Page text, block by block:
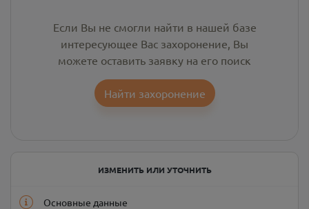
Если Вы не смогли найти в нашей базе
интересующее Вас захоронение, Вы
можете оставить заявку на его поиск
Найти захоронение
ИЗМЕНИТЬ ИЛИ УТОЧНИТЬ
Основные данные